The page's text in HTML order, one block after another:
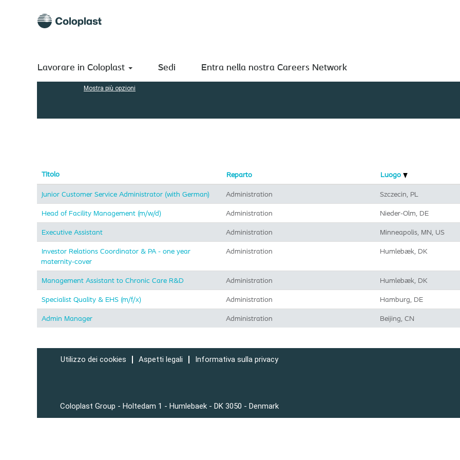
Lavorare in Coloplast Sedi Entra nella nostra Careers Network
Mostra più opzioni
Titolo Reparto Luogo
Junior Customer Service Administrator (with German) Administration Szczecin, PL
Head of Facility Management (m/w/d) Administration Nieder-Olm, DE
Executive Assistant Administration Minneapolis, MN, US
Investor Relations Coordinator & PA - one year
maternity-cover
Administration Humlebæk, DK
Management Assistant to Chronic Care R&D Administration Humlebæk, DK
Specialist Quality & EHS (m/f/x) Administration Hamburg, DE
Admin Manager Administration Beijing, CN
Utilizzo dei cookies Aspetti legali Informativa sulla privacy
Coloplast Group - Holtedam 1 - Humlebaek - DK 3050 - Denmark